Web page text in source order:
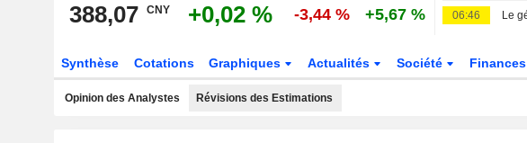
388,07 CNY +0,02 % -3,44 % +5,67 % 06:46
Synthèse Cotations Graphiques Actualités Société Finances
Opinion des Analystes Révisions des Estimations